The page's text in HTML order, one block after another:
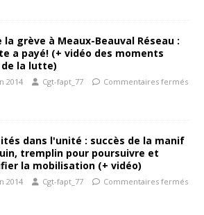
la grève à Meaux-Beauval Réseau :
a payé! (+ vidéo des moments
la lutte)
2014 Cgt-fapt_77 Commentaires fermés
dans l'unité : succès de la manif
tremplin pour poursuivre et
la mobilisation (+ vidéo)
2014 Cgt-fapt_77 Commentaires fermés